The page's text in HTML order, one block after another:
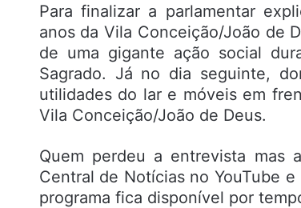
Para finalizar a parlamentar
anos da Vila Conceição/João de
de uma gigante ação social
Sagrado. Já no dia seguinte,
utilidades do lar e móveis em
Vila Conceição/João de Deus.
Quem perdeu a entrevista mas
Central de Notícias no YouTube
programa fica disponível por